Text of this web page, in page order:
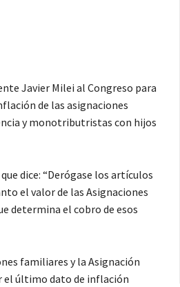
Javier Milei al Congreso para
de las asignaciones
y monotributristas con hijos
dice: “Derógase los artículos
el valor de las Asignaciones
determina el cobro de esos
familiares y la Asignación
el último dato de inflación